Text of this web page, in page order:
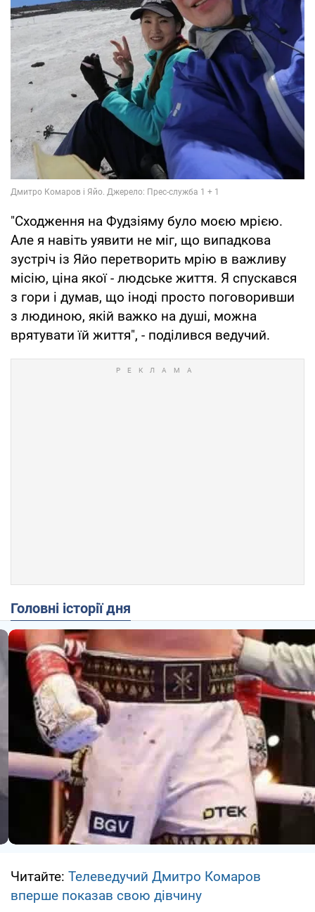
"Сходження на Фудзіяму було моєю мрією.
Але я навіть уявити не міг, що випадкова
зустріч із Яйо перетворить мрію в важливу
місію, ціна якої - людське життя. Я спускався
з гори і думав, що іноді просто поговоривши
з людиною, якій важко на душі, можна
врятувати їй життя", - поділився ведучий.
Головні історії дня
Читайте: Телеведучий Дмитро Комаров
вперше показав свою дівчину